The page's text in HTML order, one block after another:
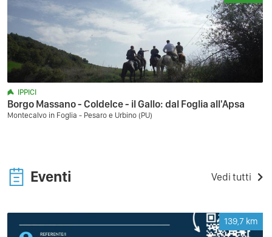
IPPICI
Borgo Massano - Coldelce - il Gallo: dal Foglia all'Apsa
Montecalvo in Foglia - Pesaro e Urbino (PU)
Eventi Vedi tutti
139,7 km